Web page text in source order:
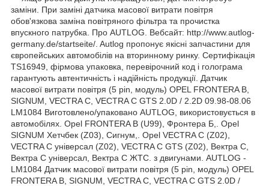
заміни. При заміні датчика масової витрати повітря
обов'язкова заміна повітряного фільтра та прочистка
впускного патрубка. Про AUTLOG. Вебсайт: http://www.autlog-
germany.de/startseite/. Autlog пропонує якісні запчастини для
європейських автомобілів на вторинному ринку. Сертифікація
TS16949, фірмова упаковка, перевірочний код і голограма
гарантують автентичність і надійність продукції. Датчик
масової витрати повітря (5 pin, модуль) OPEL FRONTERA B,
SIGNUM, VECTRA C, VECTRA C GTS 2.0D / 2.2D 09.98-08.06
LM1084 Виготовлено/упаковано AUTLOG, використовується в
автомобілях. Opel FRONTERA B (U99), Фронтера Б,. Opel
SIGNUM Хетчбек (Z03), Сигнум,. Opel VECTRA C (Z02),
VECTRA C універсал (Z02), VECTRA C GTS (Z02), Вектра С,
Вектра С універсал, Вектра С ЖТС. з двигунами. AUTLOG -
LM1084 Датчик масової витрати повітря (5 pin, модуль) OPEL
FRONTERA B, SIGNUM, VECTRA C, VECTRA C GTS 2.0D /